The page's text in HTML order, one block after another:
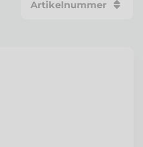
Artikelnummer